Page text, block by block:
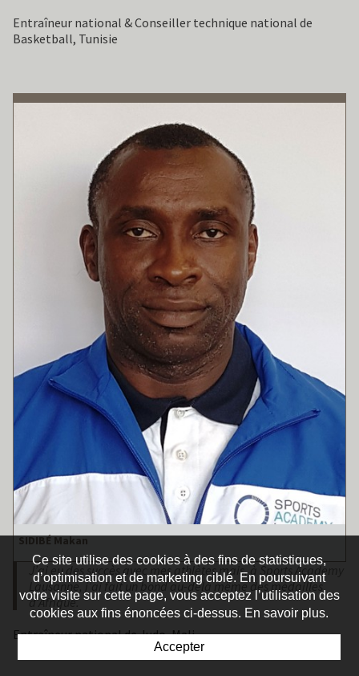
Entraîneur national & Conseiller technique national de
Basketball, Tunisie
SIDIBÉ Makan
J’ai eu des succès avec mes athlètes mais, à Sports Academy
Lausanne, j’ai fait un bond au-delà même des médailles
d’Afrique.
Entraîneur national de Judo, Mali
Ce site utilise des cookies à des fins de statistiques,
d’optimisation et de marketing ciblé. En poursuivant
votre visite sur cette page, vous acceptez l’utilisation des
cookies aux fins énoncées ci-dessus. En savoir plus.
Accepter